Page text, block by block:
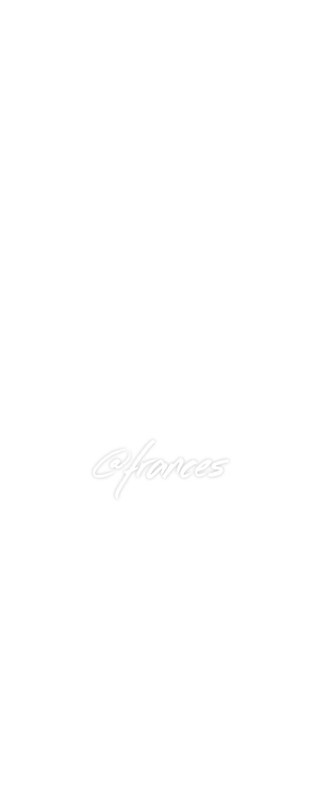
@frances